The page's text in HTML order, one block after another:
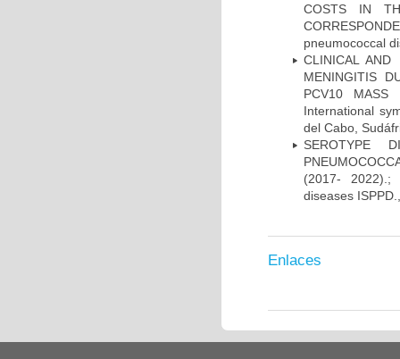
COSTS IN
pneumococcal
CLINICAL AND
MENINGITIS
PCV10 MASS
International
del Cabo,
SEROTYPE
(2017- 2022).;
diseases
Enlaces